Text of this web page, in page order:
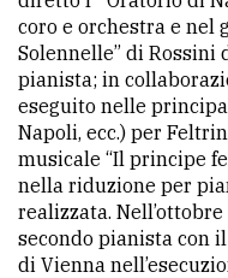
coro e orchestra e nel
Solennelle” di Rossini
pianista; in
eseguito nelle
Napoli, ecc.) per
musicale “Il principe
nella riduzione per
realizzata.
secondo pianista con
di Vienna